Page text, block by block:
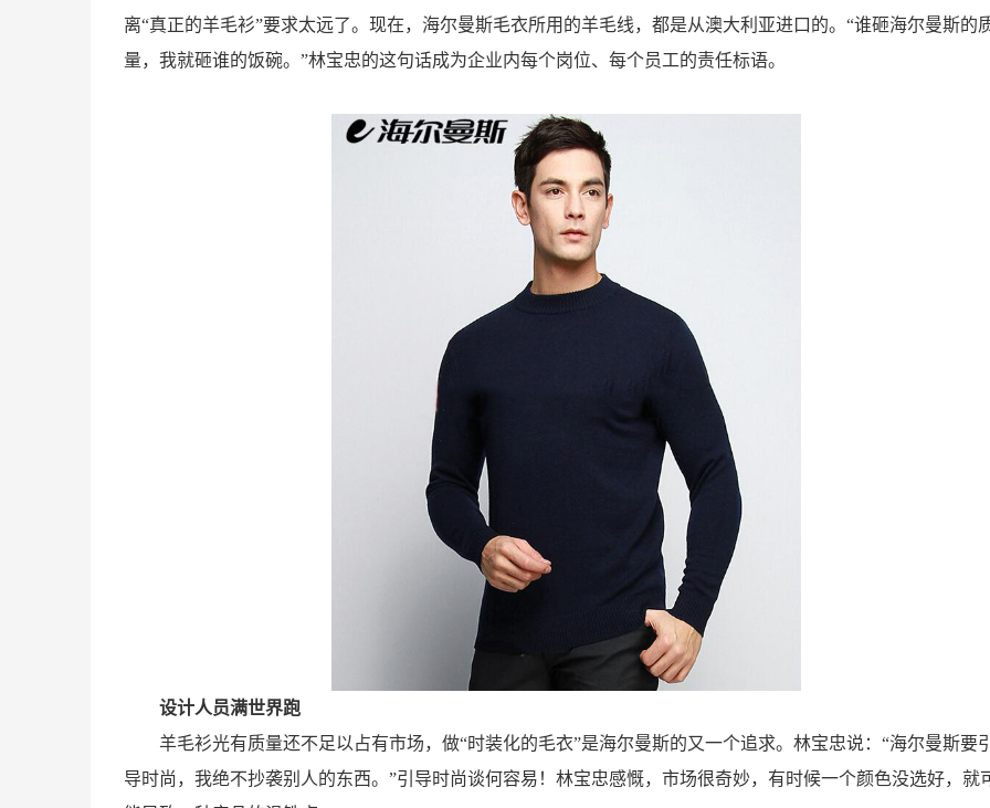
离“真正的羊毛衫”要求太远了。现在，海尔曼斯毛衣所用的羊毛线，都是从澳大利亚进口的。“谁砸海尔曼斯的
量，我就砸谁的饭碗。”林宝忠的这句话成为企业内每个岗位、每个员工的责任标语。
设计人员满世界跑
羊毛衫光有质量还不足以占有市场，做“时装化的毛衣”是海尔曼斯的又一个追求。林宝忠说：“海尔曼斯要
导时尚，我绝不抄袭别人的东西。”引导时尚谈何容易！林宝忠感慨，市场很奇妙，有时候一个颜色没选好，就